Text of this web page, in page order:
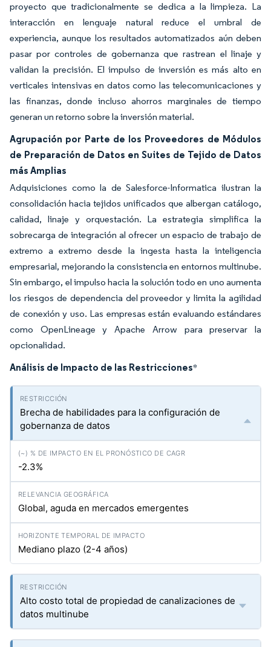
proyecto que tradicionalmente se dedica a la limpieza. La
interacción en lenguaje natural reduce el umbral de
experiencia, aunque los resultados automatizados aún deben
pasar por controles de gobernanza que rastrean el linaje y
validan la precisión. El impulso de inversión es más alto en
verticales intensivas en datos como las telecomunicaciones y
las finanzas, donde incluso ahorros marginales de tiempo
generan un retorno sobre la inversión material.
Agrupación por Parte de los Proveedores de Módulos
de Preparación de Datos en Suites de Tejido de Datos
más Amplias
Adquisiciones como la de Salesforce-Informatica ilustran la
consolidación hacia tejidos unificados que albergan catálogo,
calidad, linaje y orquestación. La estrategia simplifica la
sobrecarga de integración al ofrecer un espacio de trabajo de
extremo a extremo desde la ingesta hasta la inteligencia
empresarial, mejorando la consistencia en entornos multinube.
Sin embargo, el impulso hacia la solución todo en uno aumenta
los riesgos de dependencia del proveedor y limita la agilidad
de conexión y uso. Las empresas están evaluando estándares
como OpenLineage y Apache Arrow para preservar la
opcionalidad.
Análisis de Impacto de las Restricciones*
Brecha de habilidades para la configuración de
gobernanza de datos
-2.3%
Global, aguda en mercados emergentes
Mediano plazo (2-4 años)
Alto costo total de propiedad de canalizaciones de
datos multinube